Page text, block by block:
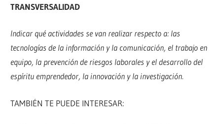
TRANSVERSALIDAD
Indicar qué actividades se van realizar respecto a: las
tecnologías de la información y la comunicación, el trabajo en
equipo, la prevención de riesgos laborales y el desarrollo del
espíritu emprendedor, la innovación y la investigación.
TAMBIÉN TE PUEDE INTERESAR: